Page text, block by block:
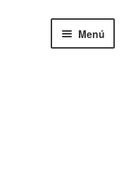
Menú